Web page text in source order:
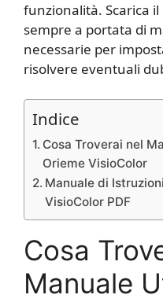
funzionalità. Scarica
sempre a portata di
necessarie per
risolvere eventuali
Indice
Cosa Troverai nel
Orieme VisioColor
Manuale di
VisioColor PDF
Cosa
Manuale